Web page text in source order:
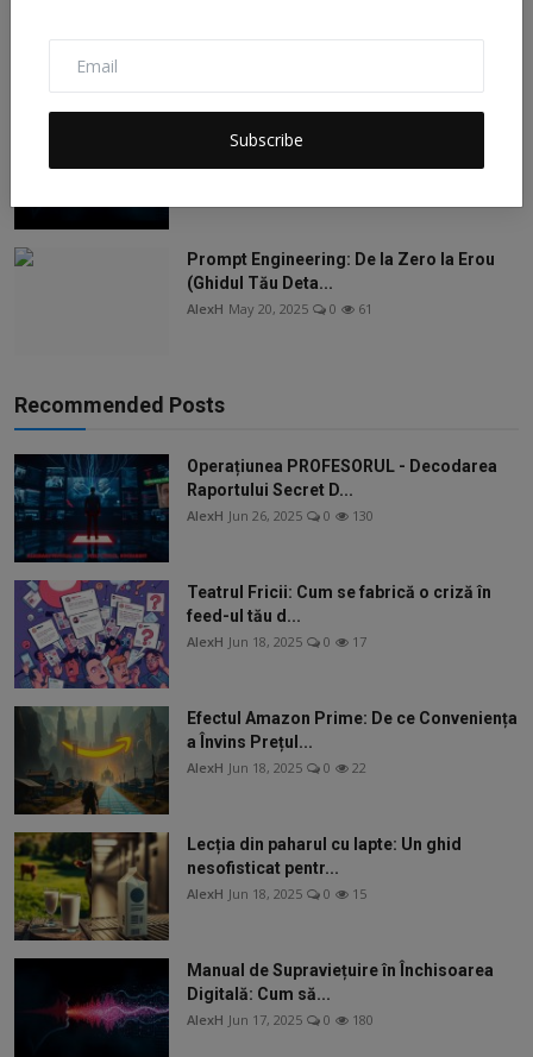
Subscribe
Manual de Supraviețuire în Închisoarea
Prompt Engineering: De la Zero la Erou
(Ghidul Tău Deta...
AlexH May 20, 2025 0 61
Recommended Posts
Operațiunea PROFESORUL - Decodarea
Raportului Secret D...
AlexH Jun 26, 2025 0 130
Teatrul Fricii: Cum se fabrică o criză în
feed-ul tău d...
AlexH Jun 18, 2025 0 17
Efectul Amazon Prime: De ce Conveniența
a Învins Prețul...
AlexH Jun 18, 2025 0 22
Lecția din paharul cu lapte: Un ghid
nesofisticat pentr...
AlexH Jun 18, 2025 0 15
Manual de Supraviețuire în Închisoarea
Digitală: Cum să...
AlexH Jun 17, 2025 0 180